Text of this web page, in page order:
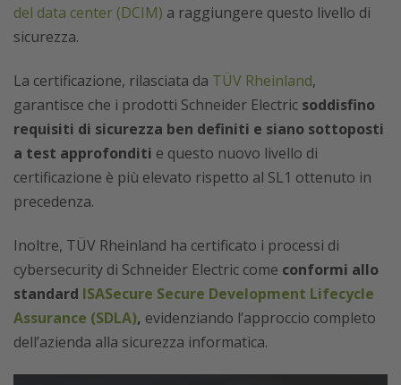
del data center (DCIM) a raggiungere questo livello di
sicurezza.
La certificazione, rilasciata da TÜV Rheinland,
garantisce che i prodotti Schneider Electric soddisfino
requisiti di sicurezza ben definiti e siano sottoposti
a test approfonditi e questo nuovo livello di
certificazione è più elevato rispetto al SL1 ottenuto in
precedenza.
Inoltre, TÜV Rheinland ha certificato i processi di
cybersecurity di Schneider Electric come conformi allo
standard ISASecure Secure Development Lifecycle
Assurance (SDLA), evidenziando l’approccio completo
dell’azienda alla sicurezza informatica.